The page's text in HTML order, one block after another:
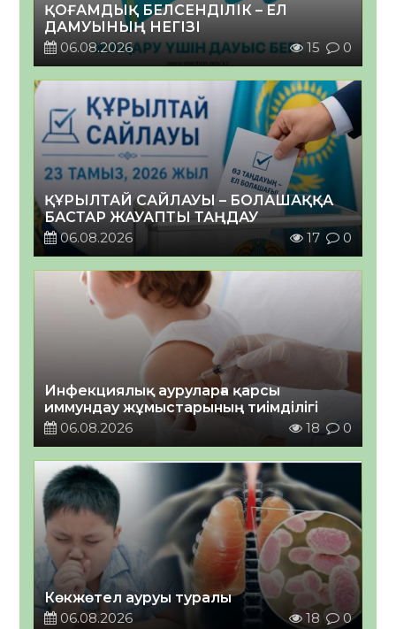
ҚОҒАМДЫҚ БЕЛСЕНДІЛІК – ЕЛ
ДАМУЫНЫҢ НЕГІЗІ
06.08.2026
15 0
ҚҰРЫЛТАЙ САЙЛАУЫ – БОЛАШАҚҚА
БАСТАР ЖАУАПТЫ ТАҢДАУ
06.08.2026
17 0
Инфекциялық ауруларға қарсы
иммундау жұмыстарының тиімділігі
06.08.2026
18 0
Көкжөтел ауруы туралы
06.08.2026
18 0